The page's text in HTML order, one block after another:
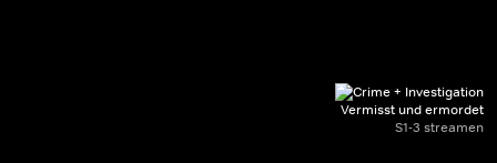
Vermisst und ermordet
S1-3 streamen